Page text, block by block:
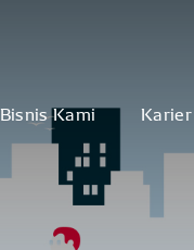
Bisnis Kami Karier